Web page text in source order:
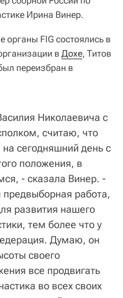
Ирина Винер.
FIG состоялись в
в Дохе, Титов
переизбран в
Николаевича с
считаю, что
сегодняшний день с
положения, в
- сказала Винер. -
работа,
развития нашего
тем более что у
Думаю, он
своего
все продвигать
во всех своих